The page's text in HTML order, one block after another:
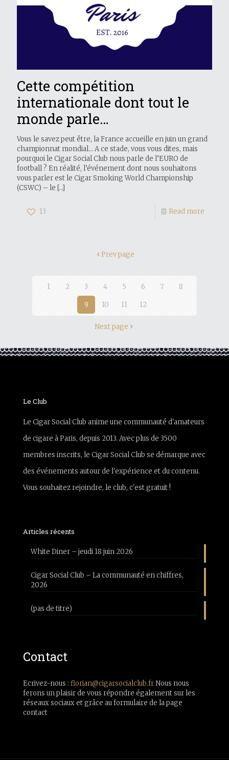
Cette compétition
internationale dont tout le
monde parle…
Vous le savez peut être, la France accueille en juin un grand
championnat mondial… A ce stade, vous vous dites, mais
pourquoi le Cigar Social Club nous parle de l’EURO de
football ? En réalité, l’événement dont nous souhaitons
vous parler est le Cigar Smoking World Championship
(CSWC) – le […]
13 Read more
Prev page
1 2 3 4 5 6 7 8
9 10 11 12
Next page
Le Club
Le Cigar Social Club anime une communauté d'amateurs
de cigare à Paris, depuis 2013. Avec plus de 3500
membres inscrits, le Cigar Social Club se démarque avec
des événements autour de l'expérience et du contenu.
Vous souhaitez rejoindre, le club, c'est gratuit !
Articles récents
White Diner – jeudi 18 juin 2026
Cigar Social Club – La communauté en chiffres,
2026
(pas de titre)
Contact
Ecrivez-nous : florian@cigarsocialclub.frNous nous
ferons un plaisir de vous répondre également sur les
réseaux sociaux et grâce au formulaire de la page
contact